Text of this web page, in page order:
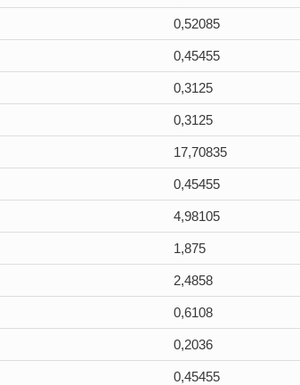
0,52085
0,45455
0,3125
0,3125
17,70835
0,45455
4,98105
1,875
2,4858
0,6108
0,2036
0,45455